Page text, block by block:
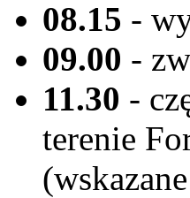
08.15 -
09.00 -
11.30 -
terenie